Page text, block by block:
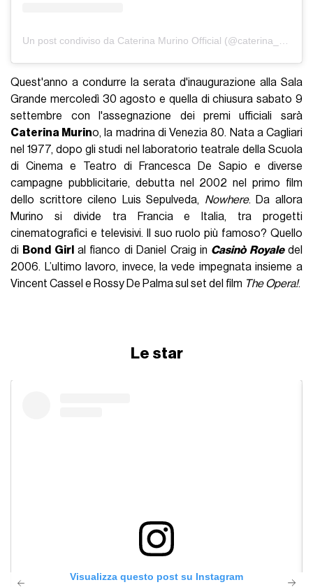
Quest'anno a condurre la serata d'inaugurazione alla Sala
Grande mercoledì 30 agosto e quella di chiusura sabato 9
settembre con l'assegnazione dei premi ufficiali sarà
Caterina Murino, la madrina di Venezia 80. Nata a Cagliari
nel 1977, dopo gli studi nel laboratorio teatrale della Scuola
di Cinema e Teatro di Francesca De Sapio e diverse
campagne pubblicitarie, debutta nel 2002 nel primo film
dello scrittore cileno Luis Sepulveda, Nowhere. Da allora
Murino si divide tra Francia e Italia, tra progetti
cinematografici e televisivi. Il suo ruolo più famoso? Quello
di Bond Girl al fianco di Daniel Craig in Casinò Royaledel
2006. L’ultimo lavoro, invece, la vede impegnata insieme a
Vincent Cassel e Rossy De Palma sul set del film The Opera!.
Le star
Visualizza questo post su Instagram